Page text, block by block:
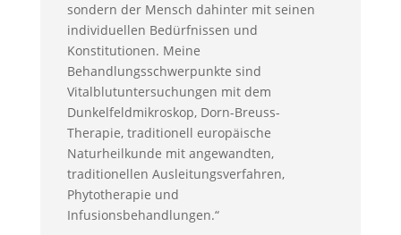
sondern der Mensch dahinter mit seinen
individuellen Bedürfnissen und
Konstitutionen. Meine
Behandlungsschwerpunkte sind
Vitalblutuntersuchungen mit dem
Dunkelfeldmikroskop, Dorn-Breuss-
Therapie, traditionell europäische
Naturheilkunde mit angewandten,
traditionellen Ausleitungsverfahren,
Phytotherapie und
Infusionsbehandlungen.“